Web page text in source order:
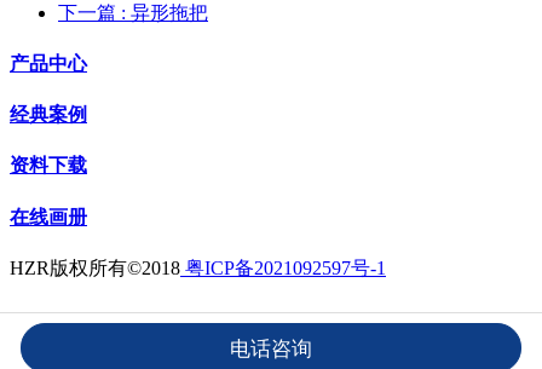
下一篇 : 异形拖把
产品中心
经典案例
资料下载
在线画册
HZR版权所有©2018 粤ICP备2021092597号-1
Powered by MRISSA ©2003-2026HZR
电话咨询